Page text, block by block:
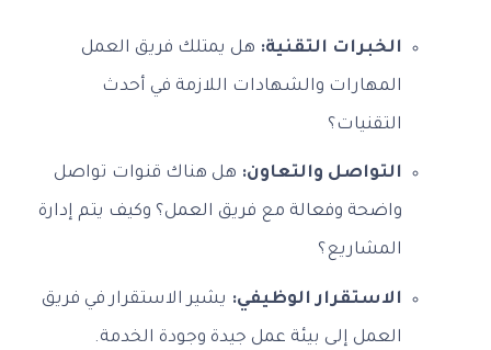
الخبرات التقنية: هل يمتلك فريق العمل
المهارات والشهادات اللازمة في أحدث
التقنيات؟
التواصل والتعاون: هل هناك قنوات تواصل
واضحة وفعالة مع فريق العمل؟ وكيف يتم إدارة
المشاريع؟
الاستقرار الوظيفي: يشير الاستقرار في فريق
العمل إلى بيئة عمل جيدة وجودة الخدمة.